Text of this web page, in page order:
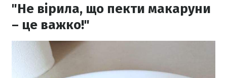
"Не вірила, що пекти макаруни
– це важко!"